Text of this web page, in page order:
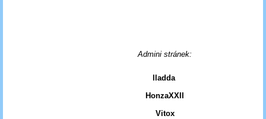
Admini stránek:
lladda
HonzaXXII
Vitox